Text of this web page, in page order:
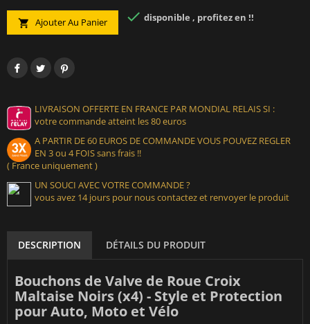
 Ajouter Au Panier  disponible , profitez en !!
LIVRAISON OFFERTE EN FRANCE PAR MONDIAL RELAIS SI :
votre commande atteint les 80 euros
A PARTIR DE 60 EUROS DE COMMANDE VOUS POUVEZ REGLER
EN 3 ou 4 FOIS sans frais !!
( France uniquement )
UN SOUCI AVEC VOTRE COMMANDE ?
vous avez 14 jours pour nous contactez et renvoyer le produit
DESCRIPTION DÉTAILS DU PRODUIT
Bouchons de Valve de Roue Croix
Maltaise Noirs (x4) - Style et Protection
pour Auto, Moto et Vélo